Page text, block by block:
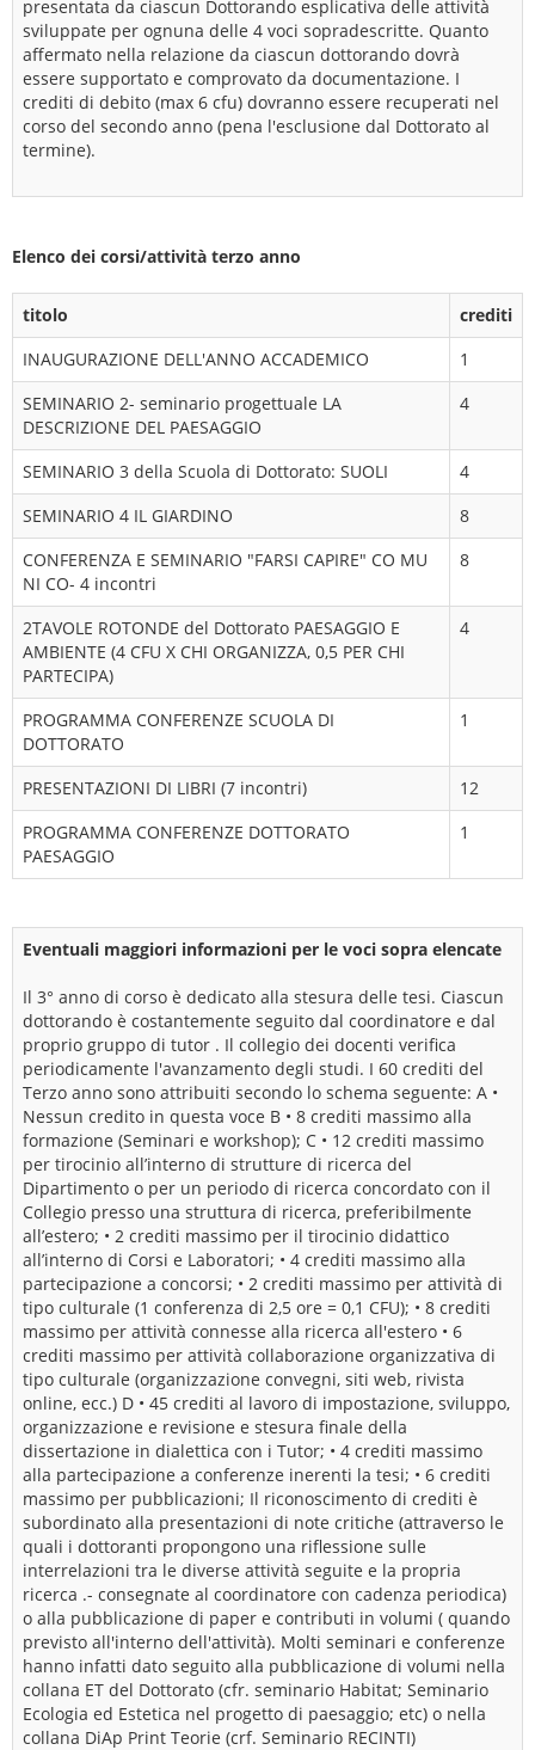
presentata da ciascun Dottorando esplicativa delle attività
sviluppate per ognuna delle 4 voci sopradescritte. Quanto
affermato nella relazione da ciascun dottorando dovrà
essere supportato e comprovato da documentazione. I
crediti di debito (max 6 cfu) dovranno essere recuperati nel
corso del secondo anno (pena l'esclusione dal Dottorato al
termine).
Elenco dei corsi/attività terzo anno
titolo
crediti
INAUGURAZIONE DELL'ANNO ACCADEMICO
1
SEMINARIO 2- seminario progettuale LA
DESCRIZIONE DEL PAESAGGIO
4
SEMINARIO 3 della Scuola di Dottorato: SUOLI
4
SEMINARIO 4 IL GIARDINO
8
CONFERENZA E SEMINARIO "FARSI CAPIRE" CO MU
NI CO- 4 incontri
8
2TAVOLE ROTONDE del Dottorato PAESAGGIO E
AMBIENTE (4 CFU X CHI ORGANIZZA, 0,5 PER CHI
PARTECIPA)
4
PROGRAMMA CONFERENZE SCUOLA DI
DOTTORATO
1
PRESENTAZIONI DI LIBRI (7 incontri)
12
PROGRAMMA CONFERENZE DOTTORATO
PAESAGGIO
1
Eventuali maggiori informazioni per le voci sopra elencate
Il 3° anno di corso è dedicato alla stesura delle tesi. Ciascun
dottorando è costantemente seguito dal coordinatore e dal
proprio gruppo di tutor . Il collegio dei docenti verifica
periodicamente l'avanzamento degli studi. I 60 crediti del
Terzo anno sono attribuiti secondo lo schema seguente: A •
Nessun credito in questa voce B • 8 crediti massimo alla
formazione (Seminari e workshop); C • 12 crediti massimo
per tirocinio all’interno di strutture di ricerca del
Dipartimento o per un periodo di ricerca concordato con il
Collegio presso una struttura di ricerca, preferibilmente
all’estero; • 2 crediti massimo per il tirocinio didattico
all’interno di Corsi e Laboratori; • 4 crediti massimo alla
partecipazione a concorsi; • 2 crediti massimo per attività di
tipo culturale (1 conferenza di 2,5 ore = 0,1 CFU); • 8 crediti
massimo per attività connesse alla ricerca all'estero • 6
crediti massimo per attività collaborazione organizzativa di
tipo culturale (organizzazione convegni, siti web, rivista
online, ecc.) D • 45 crediti al lavoro di impostazione, sviluppo,
organizzazione e revisione e stesura finale della
dissertazione in dialettica con i Tutor; • 4 crediti massimo
alla partecipazione a conferenze inerenti la tesi; • 6 crediti
massimo per pubblicazioni; Il riconoscimento di crediti è
subordinato alla presentazioni di note critiche (attraverso le
quali i dottoranti propongono una riflessione sulle
interrelazioni tra le diverse attività seguite e la propria
ricerca .- consegnate al coordinatore con cadenza periodica)
o alla pubblicazione di paper e contributi in volumi ( quando
previsto all'interno dell'attività). Molti seminari e conferenze
hanno infatti dato seguito alla pubblicazione di volumi nella
collana ET del Dottorato (cfr. seminario Habitat; Seminario
Ecologia ed Estetica nel progetto di paesaggio; etc) o nella
collana DiAp Print Teorie (crf. Seminario RECINTI)